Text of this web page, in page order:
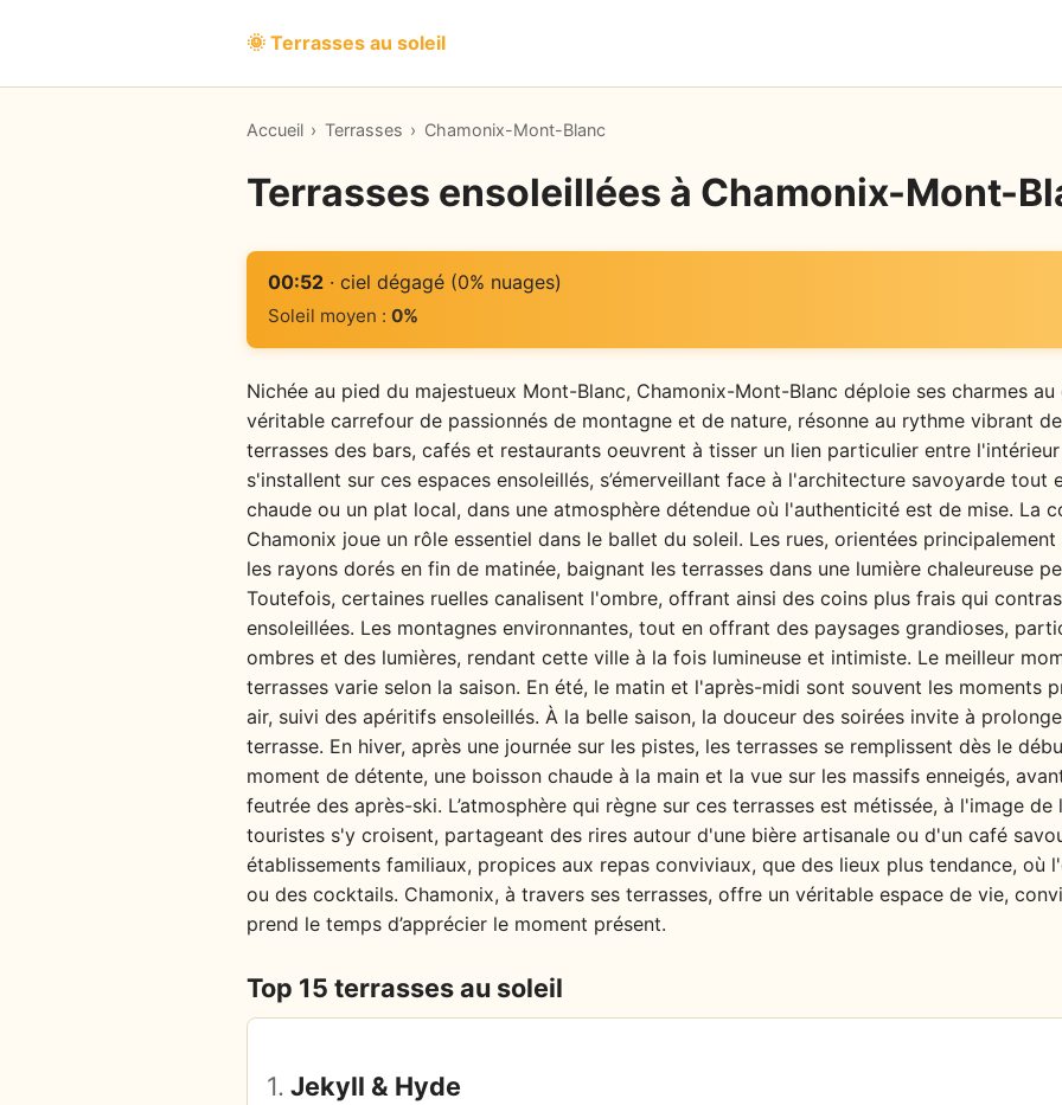
🌞 Terrasses au soleil
Accueil › Terrasses › Chamonix-Mont-Blanc
Terrasses ensoleillées à Chamonix-Mont-
00:52· ciel dégagé (0% nuages)
Soleil moyen : 0%
Nichée au pied du majestueux Mont-Blanc, Chamonix-Mont-Blanc déploie ses charmes au
véritable carrefour de passionnés de montagne et de nature, résonne au rythme vibrant
terrasses des bars, cafés et restaurants oeuvrent à tisser un lien particulier entre
s'installent sur ces espaces ensoleillés, s’émerveillant face à l'architecture savoyarde tout
chaude ou un plat local, dans une atmosphère détendue où l'authenticité est de mise. La
Chamonix joue un rôle essentiel dans le ballet du soleil. Les rues, orientées
les rayons dorés en fin de matinée, baignant les terrasses dans une lumière chaleureuse
Toutefois, certaines ruelles canalisent l'ombre, offrant ainsi des coins plus frais qui
ensoleillées. Les montagnes environnantes, tout en offrant des paysages grandioses,
ombres et des lumières, rendant cette ville à la fois lumineuse et intimiste. Le meilleur
terrasses varie selon la saison. En été, le matin et l'après-midi sont souvent les moments
air, suivi des apéritifs ensoleillés. À la belle saison, la douceur des soirées invite à
terrasse. En hiver, après une journée sur les pistes, les terrasses se remplissent dès le
moment de détente, une boisson chaude à la main et la vue sur les massifs enneigés,
feutrée des après-ski. L’atmosphère qui règne sur ces terrasses est métissée, à l'image
touristes s'y croisent, partageant des rires autour d'une bière artisanale ou d'un café
établissements familiaux, propices aux repas conviviaux, que des lieux plus tendance, où
ou des cocktails. Chamonix, à travers ses terrasses, offre un véritable espace de vie,
prend le temps d’apprécier le moment présent.
Top 15 terrasses au soleil
1. Jekyll & Hyde